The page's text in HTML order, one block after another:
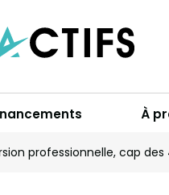
À
professionnelle, cap des